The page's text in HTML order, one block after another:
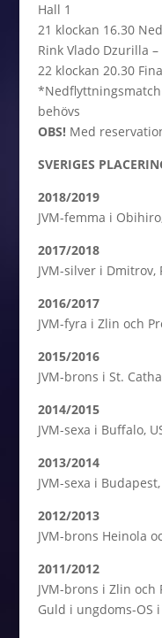
Hall 1
21 klockan 16.30
Rink Vlado Dzurilla –
22 klockan 20.30
behövs
OBS!Med
SVERIGES
2018/2019
JVM-femma i
2017/2018
JVM-silver i Dmitrov,
2016/2017
JVM-fyra i Zlin och
2015/2016
JVM-brons i St.
2014/2015
JVM-sexa i Buffalo,
2013/2014
JVM-sexa i
2012/2013
JVM-brons Heinola
2011/2012
JVM-brons i Zlin och
Guld i ungdoms-OS